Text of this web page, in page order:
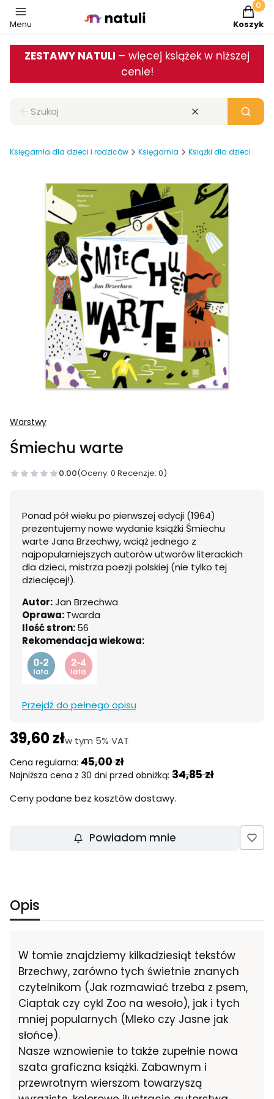
Menu Koszyk
ZESTAWY NATULI – więcej książek w niższej
cenie!
Zamknij wyszukiwarkę Wyczyść Szukaj
Księgarnia dla dzieci i rodziców Księgarnia Książki dla dzieci
Warstwy
Śmiechu warte
0.00(Oceny: 0 Recenzje: 0)
Ponad pół wieku po pierwszej edycji (1964)
prezentujemy nowe wydanie książki Śmiechu
warte Jana Brzechwy, wciąż jednego z
najpopularniejszych autorów utworów literackich
dla dzieci, mistrza poezji polskiej (nie tylko tej
dziecięcej!).
Autor:Jan Brzechwa
Oprawa:Twarda
Ilość stron:56
Rekomendacja wiekowa:
Przejdź do pełnego opisu
39,60 złw tym 5% VAT
w tym 5% VAT
Cena regularna: 45,00 zł
Najniższa cena z 30 dni przed obniżką: 34,85 zł
Ceny podane bez kosztów dostawy.
Powiadom mnie
Opis
W tomie znajdziemy kilkadziesiąt tekstów
Brzechwy, zarówno tych świetnie znanych
czytelnikom (Jak rozmawiać trzeba z psem,
Ciaptak czy cykl Zoo na wesoło), jak i tych
mniej popularnych (Mleko czy Jasne jak
słońce).
Nasze wznowienie to także zupełnie nowa
szata graficzna książki. Zabawnym i
przewrotnym wierszom towarzyszą